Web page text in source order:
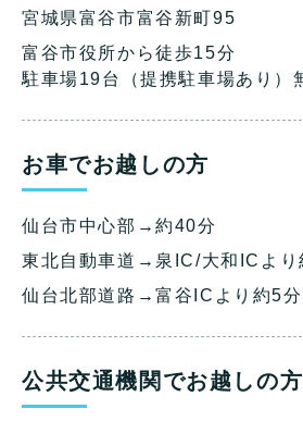
宮城県富谷市富谷新町95
富谷市役所から徒歩15分
駐車場19台（提携駐車場あり）
お車でお越しの方
仙台市中心部→約40分
東北自動車道→泉IC/大和ICより
仙台北部道路→富谷ICより約5分
公共交通機関でお越しの方